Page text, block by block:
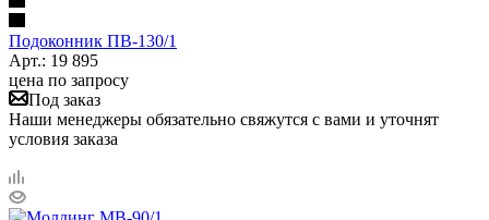
Подоконник ПB-130/1
Арт.: 19 895
цена по запросу
Под заказ
Наши менеджеры обязательно свяжутся с вами и уточнят
условия заказа